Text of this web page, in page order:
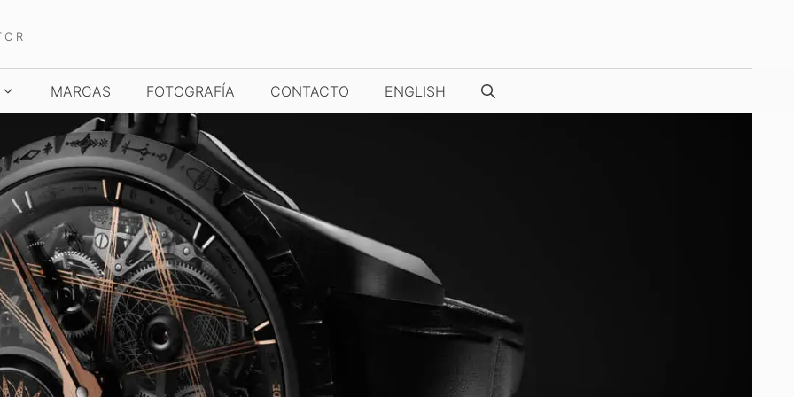
AND WONDERS TIME TO WATCHES
MARCAS FOTOGRAFÍA CONTACTO ENGLISH